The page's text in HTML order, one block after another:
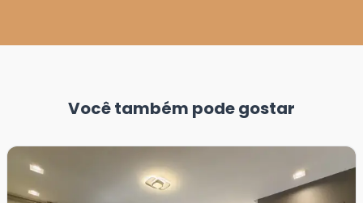
Você também pode gostar